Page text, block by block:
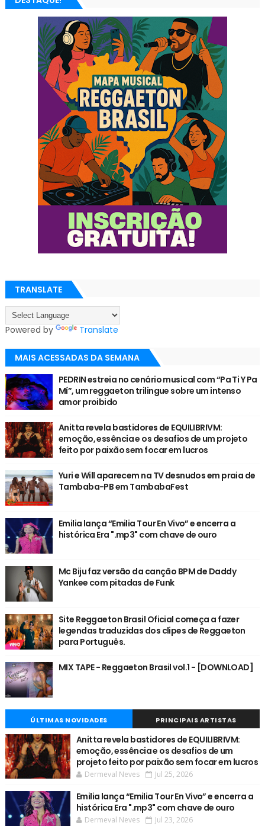
TRANSLATE
Powered by Translate
MAIS ACESSADAS DA SEMANA
PEDRIN estreia no cenário musical com “Pa Ti Y Pa
Mí”, um reggaeton trilingue sobre um intenso
amor proibido
Anitta revela bastidores de EQUILIBRIVM:
emoção, essência e os desafios de um projeto
feito por paixão sem focar em lucros
Yuri e Will aparecem na TV desnudos em praia de
Tambaba-PB em TambabaFest
Emilia lança “Emilia Tour En Vivo” e encerra a
histórica Era ".mp3" com chave de ouro
Mc Biju faz versão da canção BPM de Daddy
Yankee com pitadas de Funk
Site Reggaeton Brasil Oficial começa a fazer
legendas traduzidas dos clipes de Reggaeton
para Português.
MIX TAPE - Reggaeton Brasil vol.1 - [DOWNLOAD]
ÚLTIMAS NOVIDADES PRINCIPAIS ARTISTAS
Anitta revela bastidores de EQUILIBRIVM:
emoção, essência e os desafios de um
projeto feito por paixão sem focar em lucros
Dermeval Neves Jul 25, 2026
Emilia lança “Emilia Tour En Vivo” e encerra a
histórica Era ".mp3" com chave de ouro
Dermeval Neves Jul 23, 2026